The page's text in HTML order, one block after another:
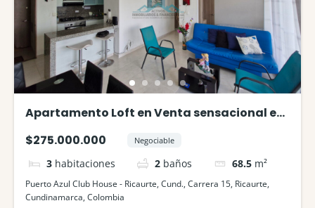
Apartamento Loft en Venta sensacional en
$275.000.000 Negociable
3 habitaciones 2 baños 68.5 m²
Puerto Azul Club House - Ricaurte, Cund., Carrera 15, Ricaurte,
Cundinamarca, Colombia